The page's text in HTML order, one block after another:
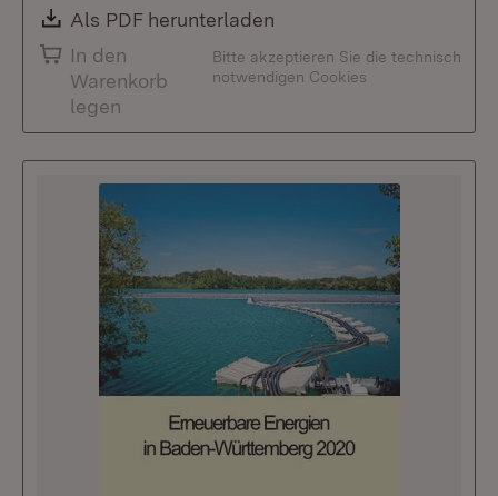
Download:
Als PDF herunterladen
In den
Warenkorb
legen
Bitte akzeptieren Sie die technisch
notwendigen Cookies